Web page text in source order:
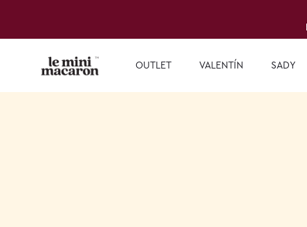
OUTLET VALENTÍN SADY